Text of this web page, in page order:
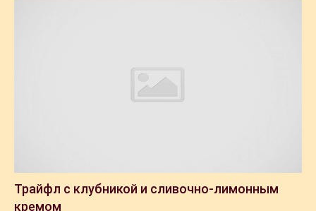
Трайфл с клубникой и сливочно-лимонным
кремом